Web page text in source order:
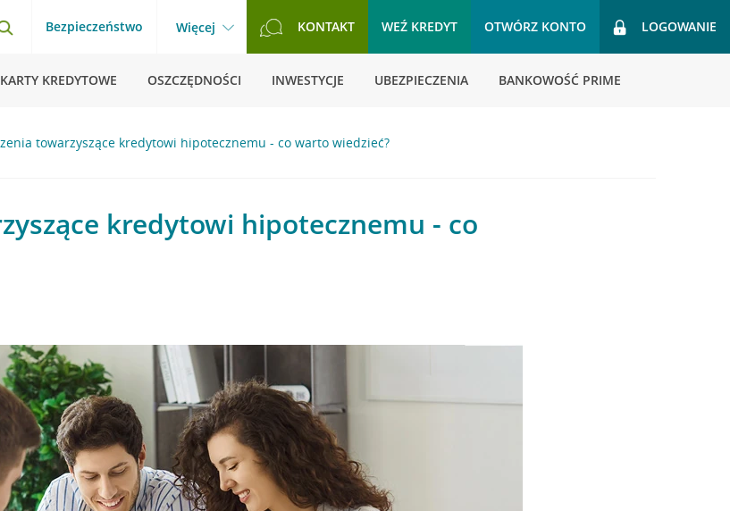
Bezpieczeństwo Więcej KONTAKT WEŹ KREDYT OTWÓRZ KONTO LOGOWANIE
KARTY KREDYTOWE OSZCZĘDNOŚCI INWESTYCJE UBEZPIECZENIA BANKOWOŚĆ PRIME
towarzyszące kredytowi hipotecznemu - co warto wiedzieć?
kredytowi hipotecznemu - co